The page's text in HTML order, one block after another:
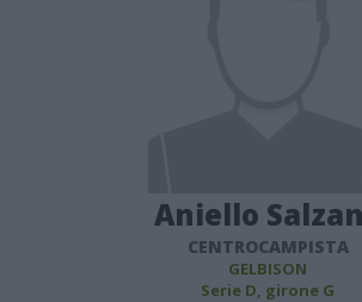
Aniello
CENTROCAMPISTA
GELBISON
Serie D, girone G